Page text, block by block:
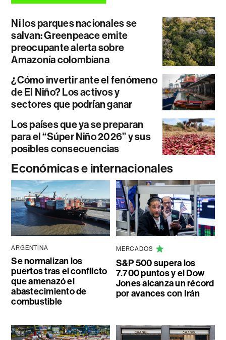
Ni los parques nacionales se
salvan: Greenpeace emite
preocupante alerta sobre
Amazonía colombiana
¿Cómo invertir ante el fenómeno
de El Niño? Los activos y
sectores que podrían ganar
Los países que ya se preparan
para el “Súper Niño 2026” y sus
posibles consecuencias
Económicas e internacionales
ARGENTINA
Se normalizan los
puertos tras el conflicto
que amenazó el
abastecimiento de
combustible
MERCADOS
S&P 500 supera los
7.700 puntos y el Dow
Jones alcanza un récord
por avances con Irán